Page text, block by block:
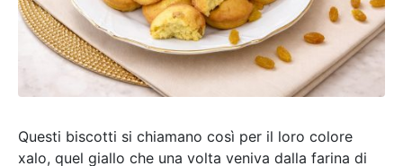
Questi biscotti si chiamano così per il loro colore
xalo, quel giallo che una volta veniva dalla farina di